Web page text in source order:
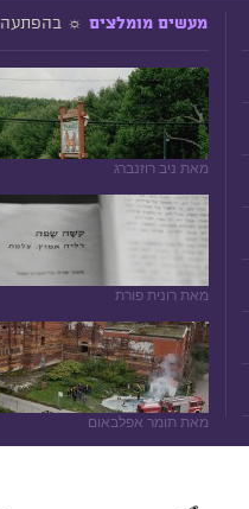
מעשים מומלצים ☼ בהפתעה
מאת ניב רוזנברג
מאת רונית פורת
מאת תומר אפלבאום